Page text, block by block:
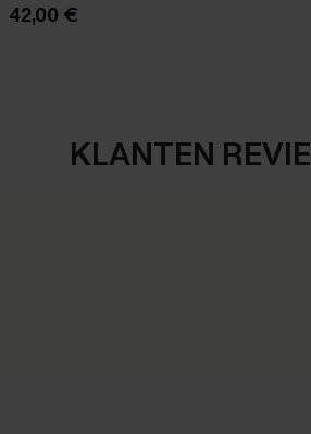
42,00 €
KLANTEN